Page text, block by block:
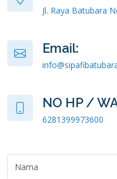
Jl. Raya Batubara
Email:
NO HP /
6281399973600